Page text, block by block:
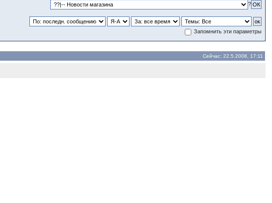
?
Запомнить эти параметры
Сейчас: 22.5.2008, 17:11